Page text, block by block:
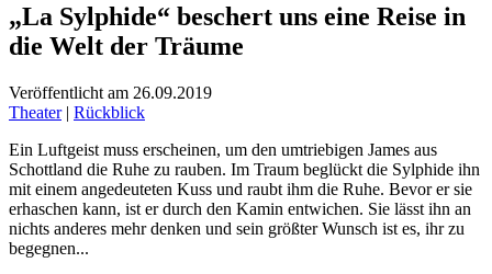
„La Sylphide“ beschert uns eine Reise in
die Welt der Träume
Veröffentlicht am 26.09.2019
Theater| Rückblick
Ein Luftgeist muss erscheinen, um den umtriebigen James aus
Schottland die Ruhe zu rauben. Im Traum beglückt die Sylphide ihn
mit einem angedeuteten Kuss und raubt ihm die Ruhe. Bevor er sie
erhaschen kann, ist er durch den Kamin entwichen. Sie lässt ihn an
nichts anderes mehr denken und sein größter Wunsch ist es, ihr zu
begegnen...